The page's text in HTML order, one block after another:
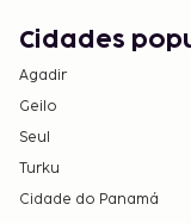
Cidades
Agadir
Geilo
Seul
Turku
Cidade do Panamá